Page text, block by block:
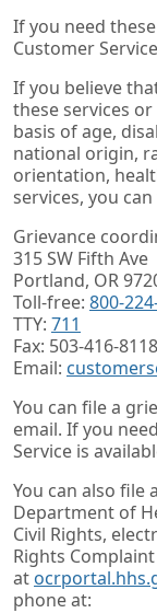
If you need
Customer
If you believe
these services
basis of age,
national origin,
orientation,
services, you
Grievance
315 SW Fifth Ave
Portland, OR
Toll-free: 800-
TTY: 711
Fax: 503-416-8118
Email:
You can file a
email. If you
Service is
You can also file
Department of
Civil Rights,
Rights
at
phone at: